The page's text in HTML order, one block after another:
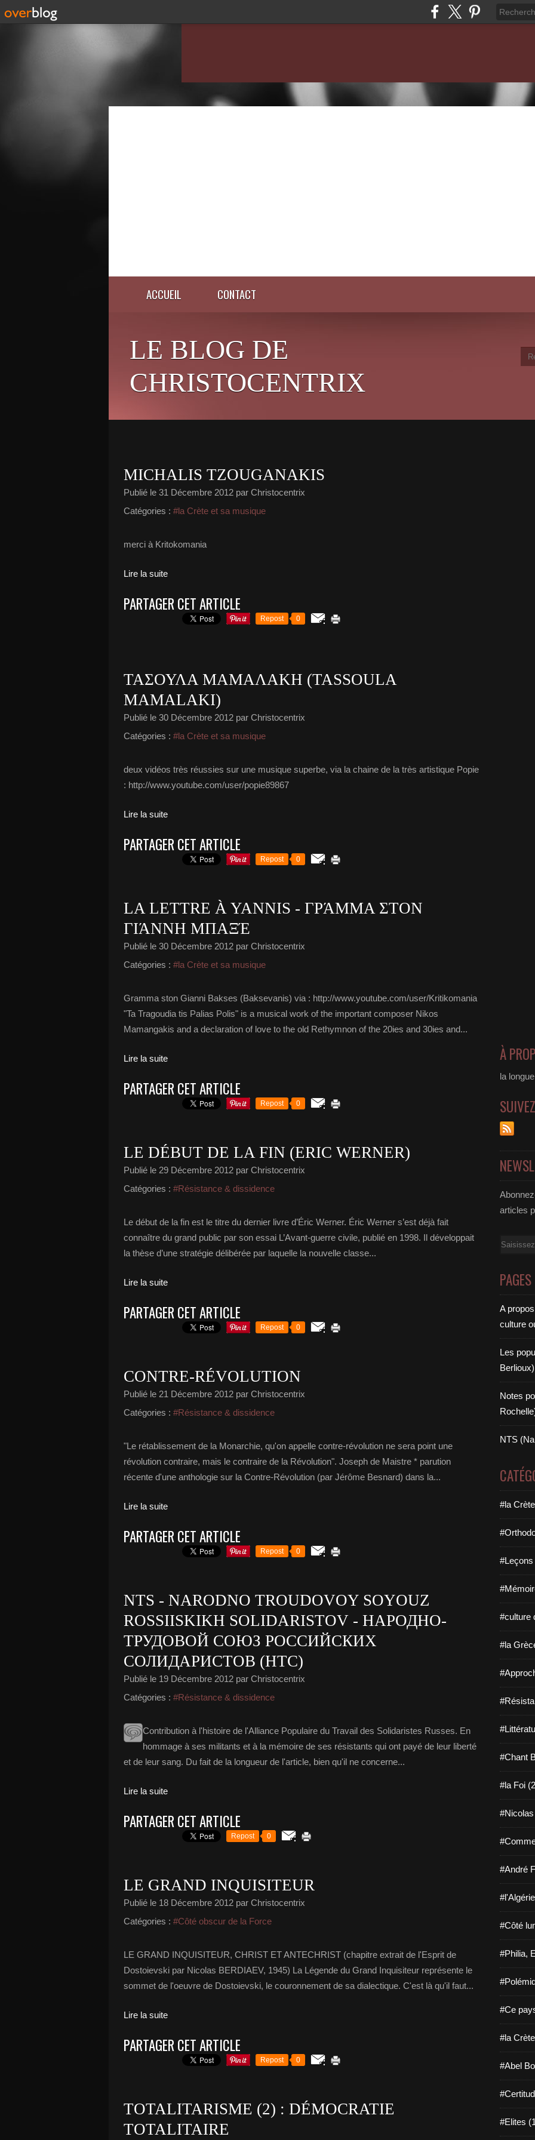
ACCUEIL CONTACT
LE BLOG DE
CHRISTOCENTRIX
MICHALIS TZOUGANAKIS
Publié le 31 Décembre 2012 par Christocentrix
Catégories : #la Crète et sa musique
merci à Kritokomania
Lire la suite
PARTAGER CET ARTICLE
Repost 0
ΤΑΣΟΥΛΑ ΜΑΜΑΛΑΚΗ (TASSOULA
MAMALAKI)
Publié le 30 Décembre 2012 par Christocentrix
Catégories : #la Crète et sa musique
deux vidéos très réussies sur une musique superbe, via la chaine de la très artistique Popie
: http://www.youtube.com/user/popie89867
Lire la suite
PARTAGER CET ARTICLE
Repost 0
LA LETTRE À YANNIS - ΓΡΆΜΜΑ ΣΤΟΝ
ΓΙΆΝΝΗ ΜΠΑΞΈ
Publié le 30 Décembre 2012 par Christocentrix
Catégories : #la Crète et sa musique
Gramma ston Gianni Bakses (Baksevanis) via : http://www.youtube.com/user/Kritikomania
"Ta Tragoudia tis Palias Polis" is a musical work of the important composer Nikos
Mamangakis and a declaration of love to the old Rethymnon of the 20ies and 30ies and...
Lire la suite
PARTAGER CET ARTICLE
Repost 0
LE DÉBUT DE LA FIN (ERIC WERNER)
Publié le 29 Décembre 2012 par Christocentrix
Catégories : #Résistance & dissidence
Le début de la fin est le titre du dernier livre d’Éric Werner. Éric Werner s’est déjà fait
connaître du grand public par son essai L’Avant-guerre civile, publié en 1998. Il développait
la thèse d’une stratégie délibérée par laquelle la nouvelle classe...
Lire la suite
PARTAGER CET ARTICLE
Repost 0
CONTRE-RÉVOLUTION
Publié le 21 Décembre 2012 par Christocentrix
Catégories : #Résistance & dissidence
"Le rétablissement de la Monarchie, qu'on appelle contre-révolution ne sera point une
révolution contraire, mais le contraire de la Révolution". Joseph de Maistre * parution
récente d'une anthologie sur la Contre-Révolution (par Jérôme Besnard) dans la...
Lire la suite
PARTAGER CET ARTICLE
Repost 0
NTS - NARODNO TROUDOVOY SOYOUZ
ROSSIISKIKH SOLIDARISTOV - НАРОДНО-
ТРУДОВОЙ СОЮЗ РОССИЙСКИХ
СОЛИДАРИСТОВ (НТС)
Publié le 19 Décembre 2012 par Christocentrix
Catégories : #Résistance & dissidence
Contribution à l'histoire de l'Alliance Populaire du Travail des Solidaristes Russes. En
hommage à ses militants et à la mémoire de ses résistants qui ont payé de leur liberté
et de leur sang. Du fait de la longueur de l'article, bien qu'il ne concerne...
Lire la suite
PARTAGER CET ARTICLE
Repost 0
LE GRAND INQUISITEUR
Publié le 18 Décembre 2012 par Christocentrix
Catégories : #Côté obscur de la Force
LE GRAND INQUISITEUR, CHRIST ET ANTECHRIST (chapitre extrait de l'Esprit de
Dostoievski par Nicolas BERDIAEV, 1945) La Légende du Grand Inquisiteur représente le
sommet de l'oeuvre de Dostoievski, le couronnement de sa dialectique. C'est là qu'il faut...
Lire la suite
PARTAGER CET ARTICLE
Repost 0
TOTALITARISME (2) : DÉMOCRATIE
TOTALITAIRE
À
la
articles
Email
PAGES
A
culture
Les
Berlioux)
Notes
NTS
#la
#culture
#la
#Chant
#la Foi
#André
#Côté
#Philia,
#Ce
#la
#Abel
#Elites